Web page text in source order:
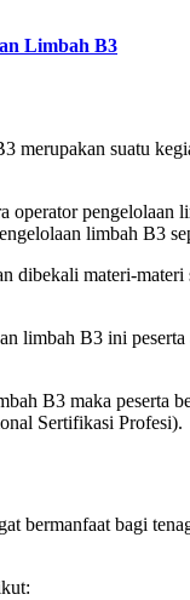
Limbah B3
merupakan suatu
limbah B3
dibekali materi-
limbah B3 ini
B3 maka
Sertifikasi Profesi).
bermanfaat bagi